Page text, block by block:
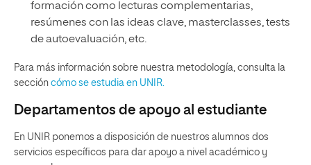
formación como lecturas complementarias,
resúmenes con las ideas clave, masterclasses, tests
de autoevaluación, etc.
Para más información sobre nuestra metodología, consulta la
sección cómo se estudia en UNIR.
Departamentos de apoyo al estudiante
En UNIR ponemos a disposición de nuestros alumnos dos
servicios específicos para dar apoyo a nivel académico y